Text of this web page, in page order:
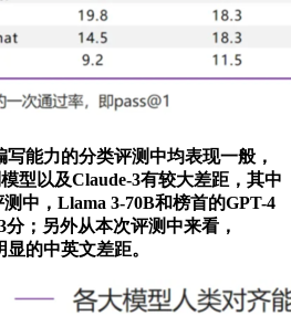
能力的分类评测中均表现一般，
型以及Claude-3有较大差距，其中
中，Llama 3-70B和榜首的GPT-4
；另外从本次评测中来看，
的中英文差距。